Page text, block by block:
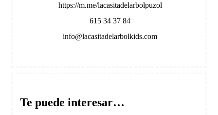
https://m.me/lacasitadelarbolpuzol
615 34 37 84
info@lacasitadelarbolkids.com
Te puede interesar…